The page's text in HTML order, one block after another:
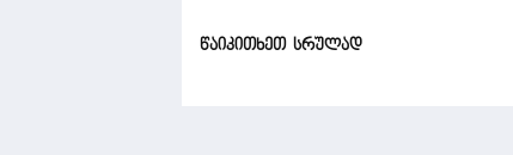
წაიკითხეთ სრულად